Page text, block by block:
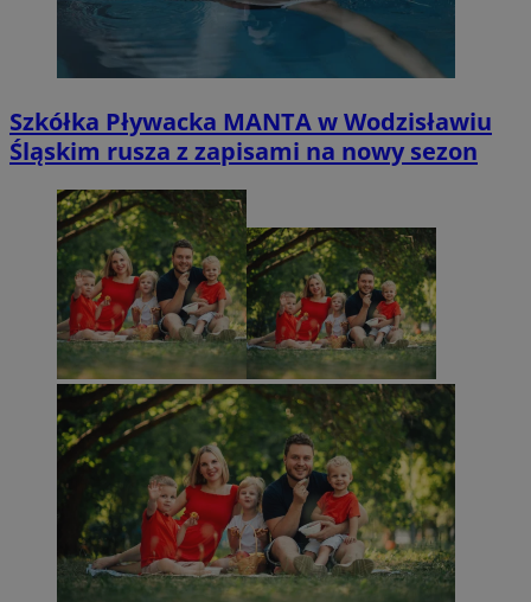
Szkółka Pływacka MANTA w Wodzisławiu
Śląskim rusza z zapisami na nowy sezon